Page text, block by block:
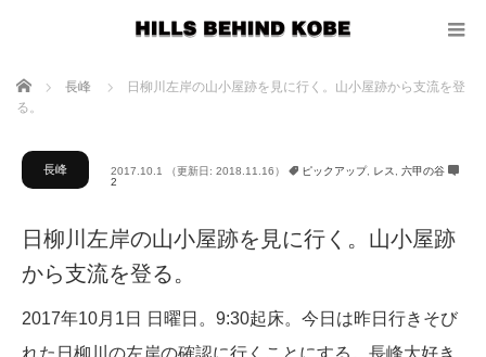
ホーム 長峰
日柳川左岸の山小屋跡を見に行く。山小屋跡から支流を登
る。
長峰 2017.10.1 （更新日: 2018.11.16） ピックアップ, レス
六甲の谷
2
日柳川左岸の山小屋跡を見に行く。山小屋跡
から支流を登る。
2017年10月1日 日曜日。9:30起床。今日は昨日行きそび
れた日柳川の左岸の確認に行くことにする。長峰大好き